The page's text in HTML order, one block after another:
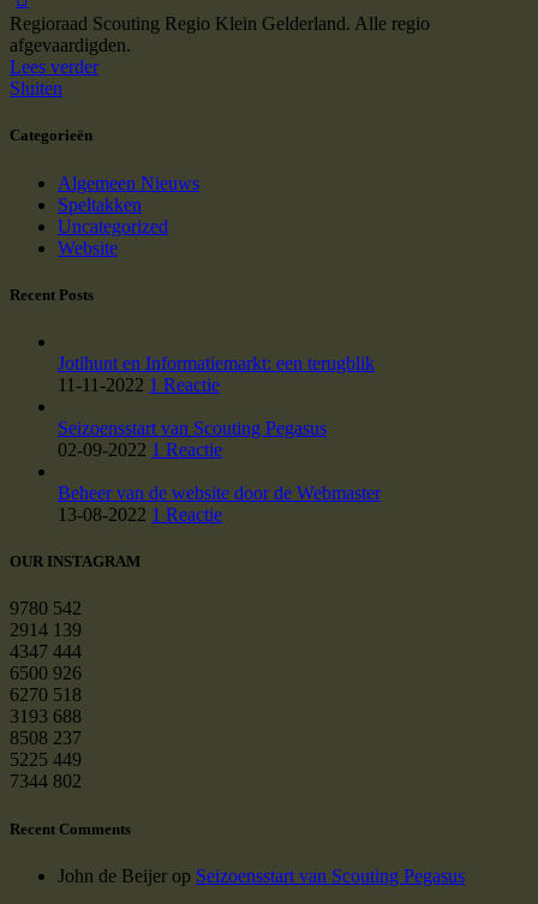
Regioraad Scouting Regio Klein Gelderland. Alle regio
afgevaardigden.
Lees verder
Sluiten
Categorieën
Algemeen Nieuws
Speltakken
Uncategorized
Website
Recent Posts
Jotihunt en Informatiemarkt: een terugblik
11-11-2022 1 Reactie
Seizoensstart van Scouting Pegasus
02-09-2022 1 Reactie
Beheer van de website door de Webmaster
13-08-2022 1 Reactie
OUR INSTAGRAM
9780 542
2914 139
4347 444
6500 926
6270 518
3193 688
8508 237
5225 449
7344 802
Recent Comments
John de Beijer op Seizoensstart van Scouting Pegasus